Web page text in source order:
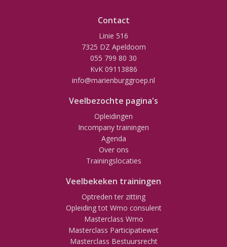
Contact
Linie 516
7325 DZ Apeldoorn
055 799 80 30
KvK 09113886
info@marienburggroep.nl
Veelbezochte pagina's
Opleidingen
Incompany trainingen
Agenda
Over ons
Trainingslocaties
Veelbekeken trainingen
Optreden ter zitting
Opleiding tot Wmo consulent
Masterclass Wmo
Masterclass Participatiewet
Masterclass Bestuursrecht